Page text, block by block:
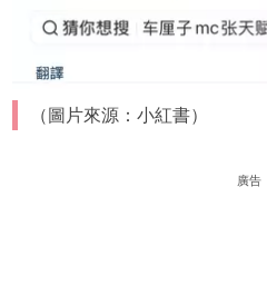
（圖片來源：小紅書）
廣告